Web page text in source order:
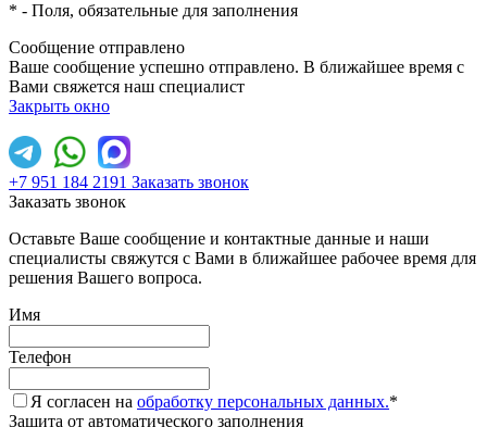
* - Поля, обязательные для заполнения
Сообщение отправлено
Ваше сообщение успешно отправлено. В ближайшее время с
Вами свяжется наш специалист
Закрыть окно
+7 951 184 2191 Заказать звонок
Заказать звонок
Оставьте Ваше сообщение и контактные данные и наши
специалисты свяжутся с Вами в ближайшее рабочее время для
решения Вашего вопроса.
Имя
Телефон
Я согласен на обработку персональных данных.*
Защита от автоматического заполнения